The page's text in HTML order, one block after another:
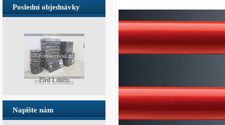
Poslední objednávky
Před 1 dnem
Napište nám